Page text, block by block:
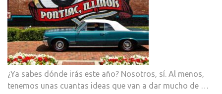
¿Ya sabes dónde irás este año? Nosotros, sí. Al menos,
tenemos unas cuantas ideas que van a dar mucho de …